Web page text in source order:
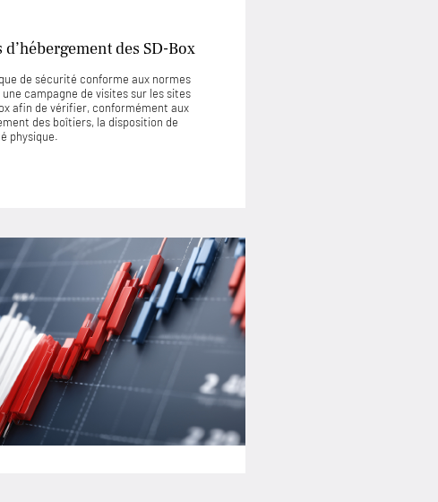
des SD-Box
de sécurité conforme aux normes
une campagne de visites sur les sites
afin de vérifier, conformément aux
des boîtiers, la disposition de
physique.